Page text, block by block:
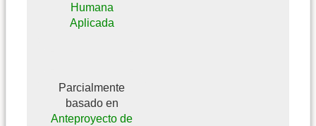
Humana
Aplicada
Parcialmente
basado en
Anteproyecto de